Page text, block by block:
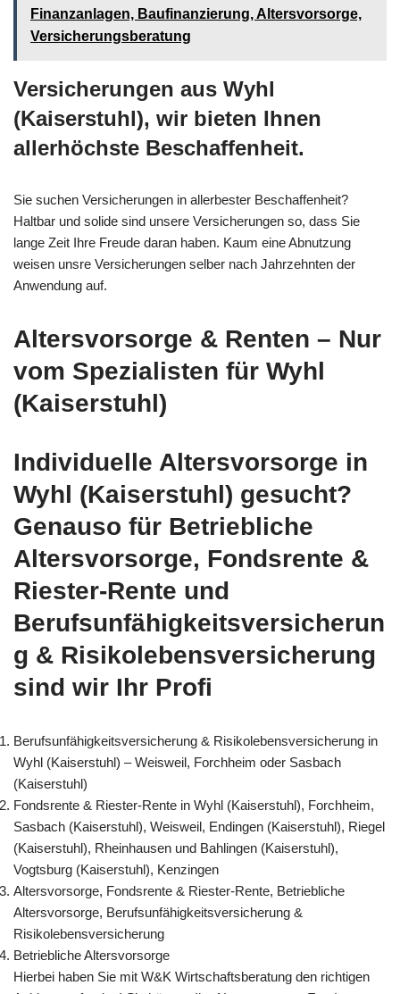
Finanzanlagen, Baufinanzierung, Altersvorsorge,
Versicherungsberatung
Versicherungen aus Wyhl
(Kaiserstuhl), wir bieten Ihnen
allerhöchste Beschaffenheit.
Sie suchen Versicherungen in allerbester Beschaffenheit?
Haltbar und solide sind unsere Versicherungen so, dass Sie
lange Zeit Ihre Freude daran haben. Kaum eine Abnutzung
weisen unsre Versicherungen selber nach Jahrzehnten der
Anwendung auf.
Altersvorsorge & Renten – Nur
vom Spezialisten für Wyhl
(Kaiserstuhl)
Individuelle Altersvorsorge in
Wyhl (Kaiserstuhl) gesucht?
Genauso für Betriebliche
Altersvorsorge, Fondsrente &
Riester-Rente und
Berufsunfähigkeitsversicherun
g & Risikolebensversicherung
sind wir Ihr Profi
Berufsunfähigkeitsversicherung & Risikolebensversicherung in
Wyhl (Kaiserstuhl) – Weisweil, Forchheim oder Sasbach
(Kaiserstuhl)
Fondsrente & Riester-Rente in Wyhl (Kaiserstuhl), Forchheim,
Sasbach (Kaiserstuhl), Weisweil, Endingen (Kaiserstuhl), Riegel
(Kaiserstuhl), Rheinhausen und Bahlingen (Kaiserstuhl),
Vogtsburg (Kaiserstuhl), Kenzingen
Altersvorsorge, Fondsrente & Riester-Rente, Betriebliche
Altersvorsorge, Berufsunfähigkeitsversicherung &
Risikolebensversicherung
Betriebliche Altersvorsorge
Hierbei haben Sie mit W&K Wirtschaftsberatung den richtigen